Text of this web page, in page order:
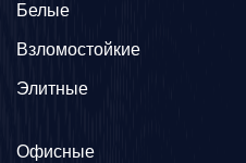
Белые
Взломостойкие
Элитные
Офисные